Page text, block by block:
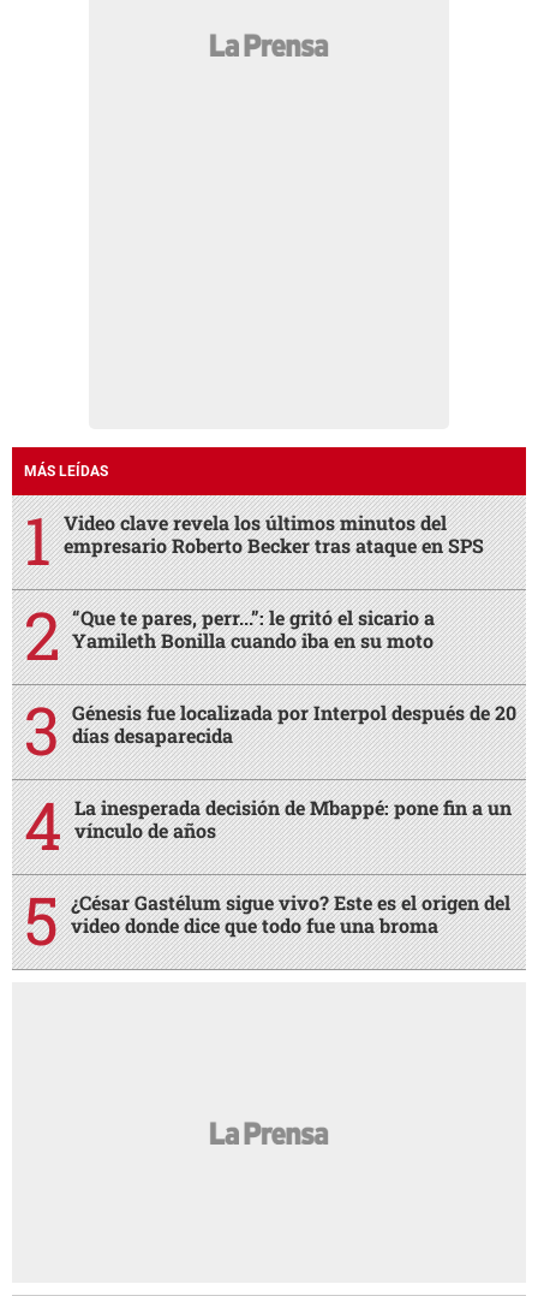
MÁS LEÍDAS
Video clave revela los últimos minutos del
empresario Roberto Becker tras ataque en SPS
“Que te pares, perr...”: le gritó el sicario a
Yamileth Bonilla cuando iba en su moto
Génesis fue localizada por Interpol después de 20
días desaparecida
La inesperada decisión de Mbappé: pone fin a un
vínculo de años
¿César Gastélum sigue vivo? Este es el origen del
video donde dice que todo fue una broma